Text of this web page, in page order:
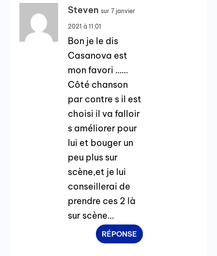
Steven sur 7 janvier
2021 à 11:01
Bon je le dis
Casanova est
mon favori ……
Côté chanson
par contre s il est
choisi il va falloir
s améliorer pour
lui et bouger un
peu plus sur
scène,et je lui
conseillerai de
prendre ces 2 là
sur scène…
RÉPONSE